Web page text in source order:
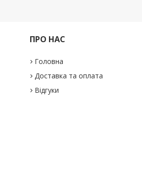
ПРО НАС
Головна
Доставка та оплата
Відгуки